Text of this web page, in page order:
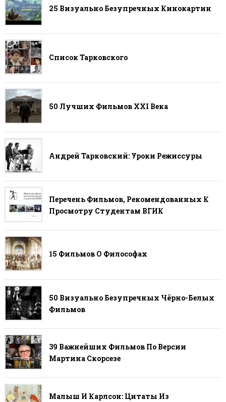
25 Визуально Безупречных Кинокартин
Список Тарковского
50 Лучших Фильмов ХХI Века
Андрей Тарковский: Уроки Режиссуры
Перечень Фильмов, Рекомендованных К
Просмотру Студентам ВГИК
15 Фильмов О Философах
50 Визуально Безупречных Чёрно-Белых
Фильмов
39 Важнейших Фильмов По Версии
Мартина Скорсезе
Малыш И Карлсон: Цитаты Из